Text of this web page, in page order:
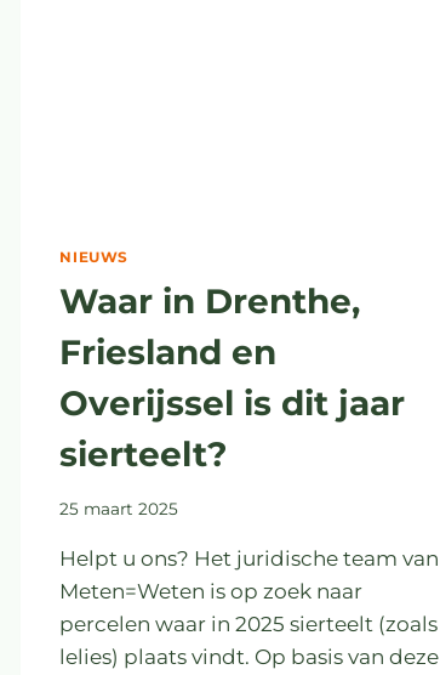
NIEUWS
Waar in Drenthe,
Friesland en
Overijssel is dit jaar
sierteelt?
25 maart 2025
Helpt u ons? Het juridische team van
Meten=Weten is op zoek naar
percelen waar in 2025 sierteelt (zoals
lelies) plaats vindt. Op basis van deze